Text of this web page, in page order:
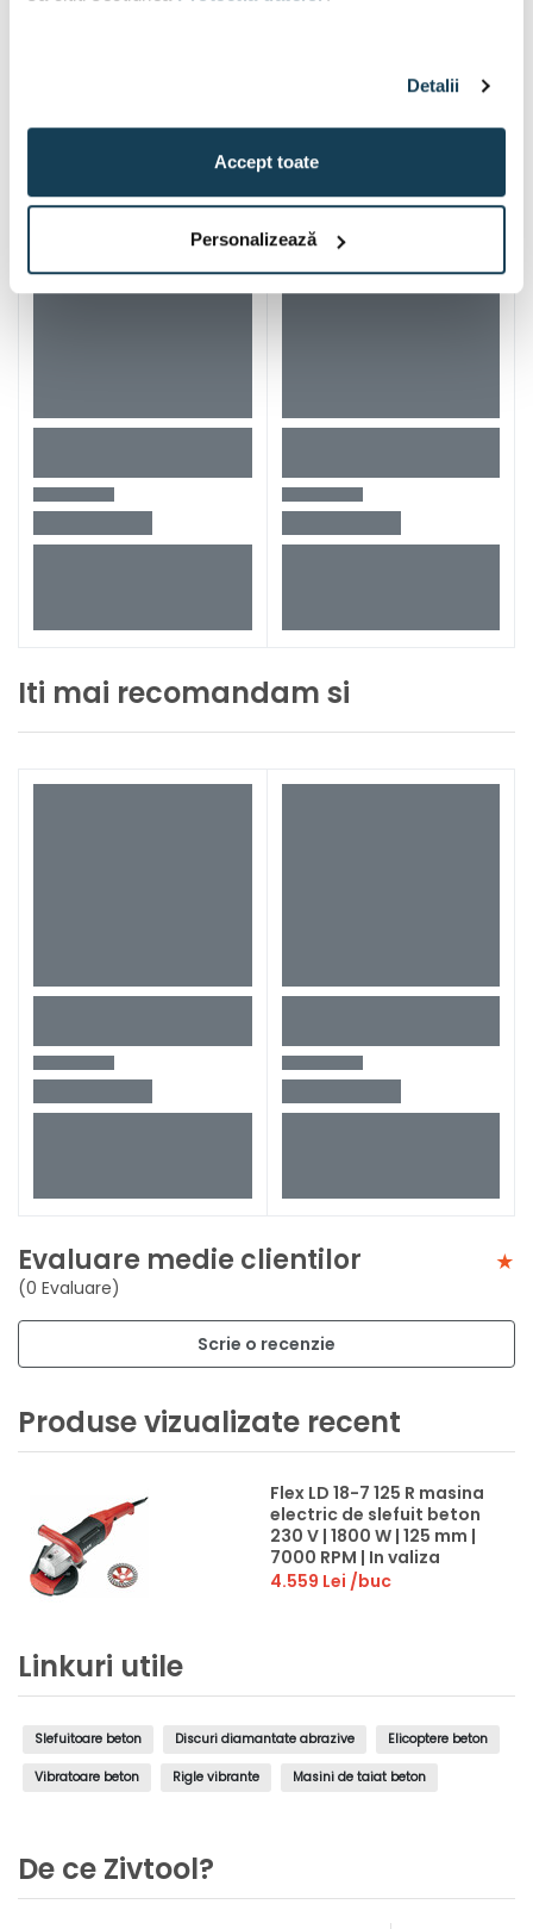
Detalii
Accept toate
Personalizează
Alti clienti au vizitat si
Iti mai recomandam si
Evaluare medie clientilor
(0 Evaluare)
Scrie o recenzie
Produse vizualizate recent
Flex LD 18-7 125 R masina
electric de slefuit beton
230 V | 1800 W | 125 mm |
7000 RPM | In valiza
4.559 Lei /buc
Linkuri utile
Slefuitoare beton Discuri diamantate abrazive Elicoptere beton
Vibratoare beton Rigle vibrante Masini de taiat beton
De ce Zivtool?